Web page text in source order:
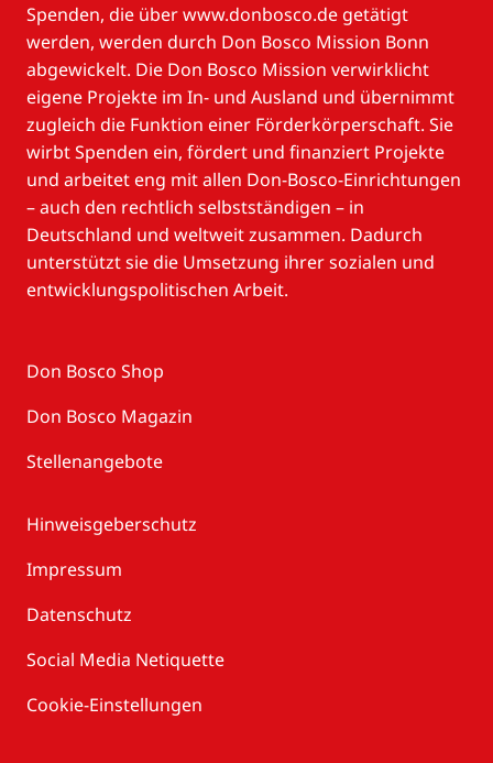
Spenden, die über www.donbosco.de getätigt
werden, werden durch Don Bosco Mission Bonn
abgewickelt. Die Don Bosco Mission verwirklicht
eigene Projekte im In- und Ausland und übernimmt
zugleich die Funktion einer Förderkörperschaft. Sie
wirbt Spenden ein, fördert und finanziert Projekte
und arbeitet eng mit allen Don-Bosco-Einrichtungen
– auch den rechtlich selbstständigen – in
Deutschland und weltweit zusammen. Dadurch
unterstützt sie die Umsetzung ihrer sozialen und
entwicklungspolitischen Arbeit.
Don Bosco Shop
Don Bosco Magazin
Stellenangebote
Hinweisgeberschutz
Impressum
Datenschutz
Social Media Netiquette
Cookie-Einstellungen